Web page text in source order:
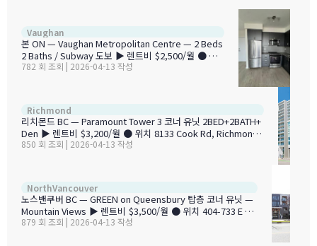
리 • 세탁기/건조기 (In-unit) • 에어컨 • 주차 1대 포함 • 가구 포함 (F
urnished) …
Vaughan 2BR + 2Bath
본 ON — Vaughan Metropolitan Centre — 2 Beds
2 Baths / Subway 도보 ▶ 렌트비 $2,500/월 ● 위치
Jane St, Vaughan (Concord), ON L4K ■ 침실 / 욕
unit) • 주차 포함 (Attached Garage) ● 주변 시설 •
Vaughan Metropolitan Centre 지하철역 도보 거리 •
Vaughan Mills Mall • Can…
782 회 조회 | 2026-04-13 작성
Richmond 2BR +
리치몬드 BC — Paramount Tower 3 코너 유닛 2BED+2BATH+
Den ▶ 렌트비 $3,200/월 ● 위치 8133 Cook Rd, Richmond,
BC V6Y 0L7 ■ 침실 / 욕실 2BR + Den / 2개 ■ 면적 900 sqft
탁기/건조기 (In-suite) • 에어컨 • 주차 1대 포함 • 수도 + 천연가
스 포함 (전기/인터넷 별도) ● 주변 시설 …
850 회 조회 | 2026-04-13 작성
NorthVancouver
노스밴쿠버 BC — GREEN on Queensbury 탑층 코너 유닛 —
Mountain Views ▶ 렌트비 $3,500/월 ● 위치 404-733 E 3rd
Street, North Vancouver, BC V7L 1G8 ■ 침실 / 욕실 2BR /
879 회 조회 | 2026-04-13 작성